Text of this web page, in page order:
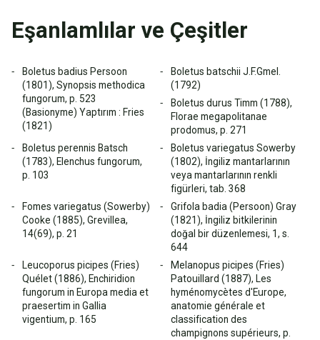
Eşanlamlılar ve Çeşitler
Boletus badius Persoon
(1801), Synopsis methodica
fungorum, p. 523
(Basionyme) Yaptırım : Fries
(1821)
Boletus batschii J.F.Gmel.
(1792)
Boletus durus Timm (1788),
Florae megapolitanae
prodomus, p. 271
Boletus perennis Batsch
(1783), Elenchus fungorum,
p. 103
Boletus variegatus Sowerby
(1802), İngiliz mantarlarının
veya mantarlarının renkli
figürleri, tab. 368
Fomes variegatus (Sowerby)
Cooke (1885), Grevillea,
14(69), p. 21
Grifola badia (Persoon) Gray
(1821), İngiliz bitkilerinin
doğal bir düzenlemesi, 1, s.
644
Leucoporus picipes (Fries)
Quélet (1886), Enchiridion
fungorum in Europa media et
praesertim in Gallia
vigentium, p. 165
Melanopus picipes (Fries)
Patouillard (1887), Les
hyménomycètes d'Europe,
anatomie générale et
classification des
champignons supérieurs, p.